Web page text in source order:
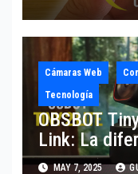
Cámaras Web
Tecnología
OBSBOT
Link: La
cuenta
MAY 7, 2025